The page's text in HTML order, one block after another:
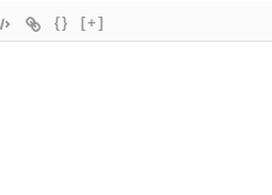
{} [+]